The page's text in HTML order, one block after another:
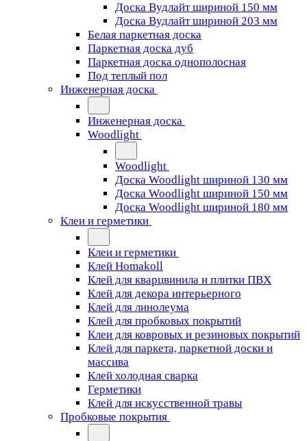
Доска Вудлайт шириной 150 мм
Доска Вудлайт шириной 203 мм
Белая паркетная доска
Паркетная доска дуб
Паркетная доска однополосная
Под теплый пол
Инженерная доска
Инженерная доска
Woodlight
Woodlight
Доска Woodlight шириной 130 мм
Доска Woodlight шириной 150 мм
Доска Woodlight шириной 180 мм
Клеи и герметики
Клеи и герметики
Клей Homakoll
Клей для кварцвинила и плитки ПВХ
Клей для декора интерьерного
Клей для линолеума
Клей для пробковых покрытий
Клеи для ковровых и резиновых покрытий
Клей для паркета, паркетной доски и
массива
Клей холодная сварка
Герметики
Клей для искусственной травы
Пробковые покрытия